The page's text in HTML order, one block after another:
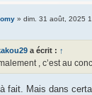
» dim. 31 août, 2025
a écrit : ↑
, c’est au
fait. Mais dans